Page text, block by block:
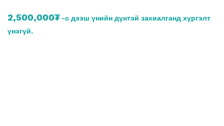
2,500,000₮ -с дээш үнийн дүнтэй захиалганд хүргэлт
үнэгүй.